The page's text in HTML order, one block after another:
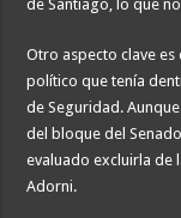
de Santiago, lo que
Otro aspecto clave
político que tenía
de Seguridad.
del bloque del
evaluado excluirla de
Adorni.